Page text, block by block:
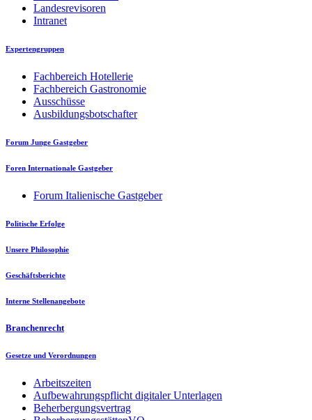
Landesrevisoren
Intranet
Expertengruppen
Fachbereich Hotellerie
Fachbereich Gastronomie
Ausschüsse
Ausbildungsbotschafter
Forum Junge Gastgeber
Foren Internationale Gastgeber
Forum Italienische Gastgeber
Politische Erfolge
Unsere Philosophie
Geschäftsberichte
Interne Stellenangebote
Branchenrecht
Gesetze und Verordnungen
Arbeitszeiten
Aufbewahrungspflicht digitaler Unterlagen
Beherbergungsvertrag